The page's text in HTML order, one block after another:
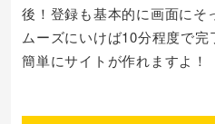
後！登録も基本的に画面にそ
ムーズにいけば10分程度で完
簡単にサイトが作れますよ！